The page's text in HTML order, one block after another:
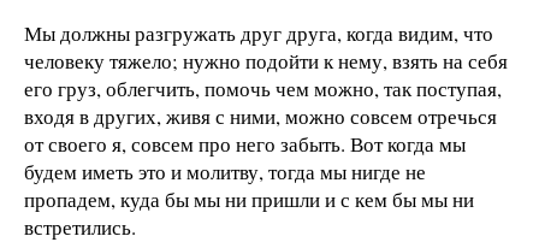
Мы должны разгружать друг друга, когда видим, что
человеку тяжело; нужно подойти к нему, взять на себя
его груз, облегчить, помочь чем можно, так поступая,
входя в других, живя с ними, можно совсем отречься
от своего я, совсем про него забыть. Вот когда мы
будем иметь это и молитву, тогда мы нигде не
пропадем, куда бы мы ни пришли и с кем бы мы ни
встретились.